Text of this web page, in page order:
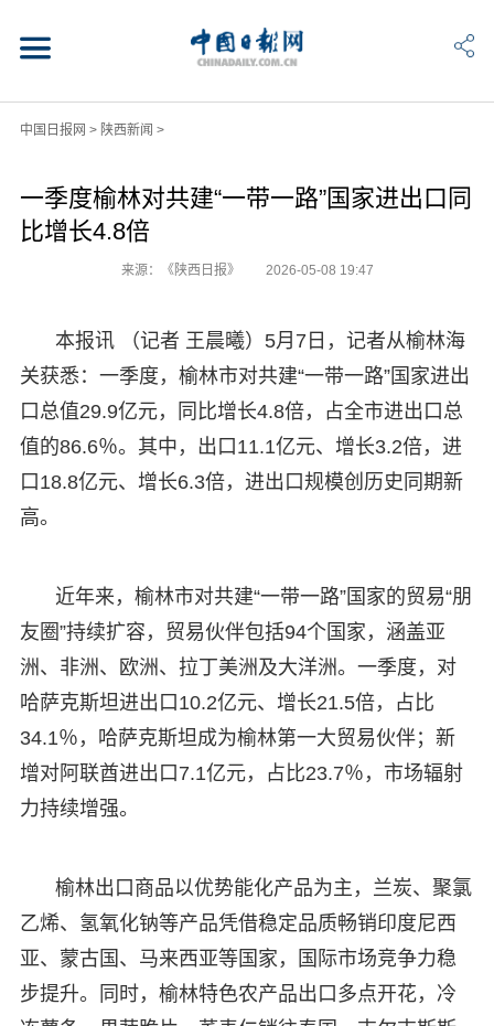
中国日报网 > 陕西新闻 >
一季度榆林对共建“一带一路”国家进出口同
比增长4.8倍
来源：《陕西日报》 2026-05-08 19:47
本报讯 （记者 王晨曦）5月7日，记者从榆林海
关获悉：一季度，榆林市对共建“一带一路”国家进出
口总值29.9亿元，同比增长4.8倍，占全市进出口总
值的86.6％。其中，出口11.1亿元、增长3.2倍，进
口18.8亿元、增长6.3倍，进出口规模创历史同期新
高。
近年来，榆林市对共建“一带一路”国家的贸易“朋
友圈”持续扩容，贸易伙伴包括94个国家，涵盖亚
洲、非洲、欧洲、拉丁美洲及大洋洲。一季度，对
哈萨克斯坦进出口10.2亿元、增长21.5倍，占比
34.1％，哈萨克斯坦成为榆林第一大贸易伙伴；新
增对阿联酋进出口7.1亿元，占比23.7％，市场辐射
力持续增强。
榆林出口商品以优势能化产品为主，兰炭、聚氯
乙烯、氢氧化钠等产品凭借稳定品质畅销印度尼西
亚、蒙古国、马来西亚等国家，国际市场竞争力稳
步提升。同时，榆林特色农产品出口多点开花，冷